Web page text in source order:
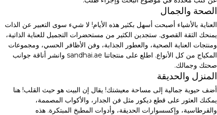
الصحة والجمال
العناية بالأشياء أصبحت أسهل بكثير هذه الأيام! لا شيء سوى التعبير عن الذات
يمنحك الثقة القصوى. ستجدين الكثير من مستحضرات التجميل للعناية الذاتية،
ومنتجات العناية الصحية، والعطور الجذابة، وفن الأظافر الحسي، ومجموعات
المكياج من كل الأنواع. اطلع على منتجاتنا sandhai.ae وانشر أناقة جوانب
صحتك وجمالك.
المنزل والحديقة
أضف حيوية جمالية إلى مساحة معيشتك! يقال إن البيت هو حيث القلب! هنا
يمكنك العثور على قطع ديكور مثل فن الجدار، والأكواب المصممة،
والقرطاسية، وإكسسوارات الحديقة، وأدوات المطبخ المبتكرة. هذه